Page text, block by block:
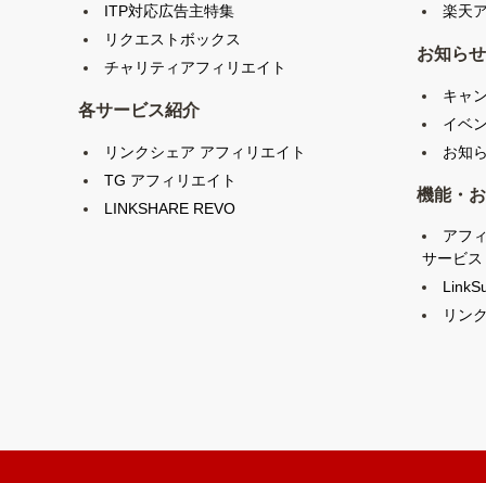
ITP対応広告主特集
リクエストボックス
チャリティアフィリエイト
各サービス紹介
リンクシェア アフィリエイト
TG アフィリエイト
LINKSHARE REVO
楽天
お知ら
キャ
イベ
お知
機能・
アフ
サービス
リン